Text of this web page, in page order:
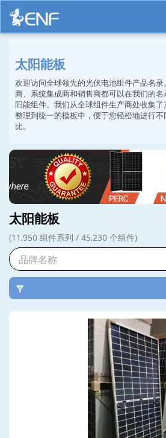
太阳能板
欢迎访问全球领先的光伏电池组件产品名
商、系统集成商和销售商都可以在我们的
阳能组件。我们从全球组件生产商处收集
整理到统一的模板中，便于您轻松地进行
比。
太阳能板
(11,950 组件系列 / 45,230 个组件)